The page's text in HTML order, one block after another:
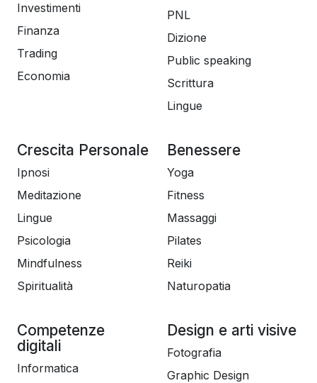
Investimenti
Finanza
Trading
Economia
PNL
Dizione
Public speaking
Scrittura
Lingue
Crescita Personale
Ipnosi
Meditazione
Lingue
Psicologia
Mindfulness
Spiritualità
Benessere
Yoga
Fitness
Massaggi
Pilates
Reiki
Naturopatia
Competenze
digitali
Informatica
Design e arti visive
Fotografia
Graphic Design